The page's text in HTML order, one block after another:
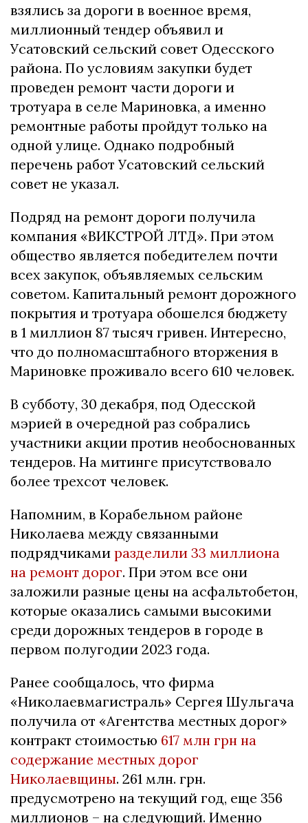
взялись за дороги в военное время,
миллионный тендер объявил и
Усатовский сельский совет Одесского
района. По условиям закупки будет
проведен ремонт части дороги и
тротуара в селе Мариновка, а именно
ремонтные работы пройдут только на
одной улице. Однако подробный
перечень работ Усатовский сельский
совет не указал.
Подряд на ремонт дороги получила
компания «ВИКСТРОЙ ЛТД». При этом
общество является победителем почти
всех закупок, объявляемых сельским
советом. Капитальный ремонт дорожного
покрытия и тротуара обошелся бюджету
в 1 миллион 87 тысяч гривен. Интересно,
что до полномасштабного вторжения в
Мариновке проживало всего 610 человек.
В субботу, 30 декабря, под Одесской
мэрией в очередной раз собрались
участники акции против необоснованных
тендеров. На митинге присутствовало
более трехсот человек.
Напомним, в Корабельном районе
Николаева между связанными
подрядчиками разделили 33 миллиона
на ремонт дорог. При этом все они
заложили разные цены на асфальтобетон,
которые оказались самыми высокими
среди дорожных тендеров в городе в
первом полугодии 2023 года.
Ранее сообщалось, что фирма
«Николаевмагистраль» Сергея Шульгача
получила от «Агентства местных дорог»
контракт стоимостью 617 млн грн на
содержание местных дорог
Николаевщины. 261 млн. грн.
предусмотрено на текущий год, еще 356
миллионов – на следующий. Именно